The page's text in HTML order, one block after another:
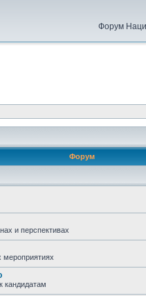
Форум
Форум
и перспективах
кандидатам